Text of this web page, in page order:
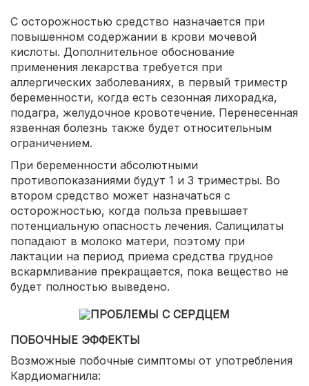
С осторожностью средство назначается при
повышенном содержании в крови мочевой
кислоты. Дополнительное обоснование
применения лекарства требуется при
аллергических заболеваниях, в первый триместр
беременности, когда есть сезонная лихорадка,
подагра, желудочное кровотечение. Перенесенная
язвенная болезнь также будет относительным
ограничением.
При беременности абсолютными
противопоказаниями будут 1 и 3 триместры. Во
втором средство может назначаться с
осторожностью, когда польза превышает
потенциальную опасность лечения. Салицилаты
попадают в молоко матери, поэтому при
лактации на период приема средства грудное
вскармливание прекращается, пока вещество не
будет полностью выведено.
ПОБОЧНЫЕ ЭФФЕКТЫ
Возможные побочные симптомы от употребления
Кардиомагнила: